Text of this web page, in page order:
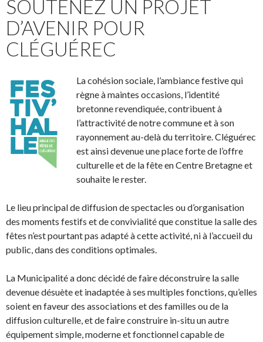
SOUTENEZ UN PROJET
D’AVENIR POUR
CLÉGUÉREC
La cohésion sociale, l’ambiance festive qui
règne à maintes occasions, l’identité
bretonne revendiquée, contribuent à
l’attractivité de notre commune et à son
rayonnement au-delà du territoire. Cléguérec
est ainsi devenue une place forte de l’offre
culturelle et de la fête en Centre Bretagne et
souhaite le rester.
Le lieu principal de diffusion de spectacles ou d’organisation
des moments festifs et de convivialité que constitue la salle des
fêtes n’est pourtant pas adapté à cette activité, ni à l’accueil du
public, dans des conditions optimales.
La Municipalité a donc décidé de faire déconstruire la salle
devenue désuète et inadaptée à ses multiples fonctions, qu’elles
soient en faveur des associations et des familles ou de la
diffusion culturelle, et de faire construire in-situ un autre
équipement simple, moderne et fonctionnel capable de